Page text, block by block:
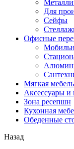
Для
Сейфы
Офисные
Мягкая мебель
Аксессуары и
Зона ресепшн
Кухонная
Обеденные
Назад